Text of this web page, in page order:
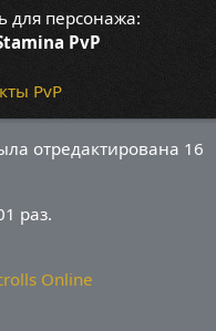
для персонажа:
PvP
PvP
отредактирована 16
раз.
Online